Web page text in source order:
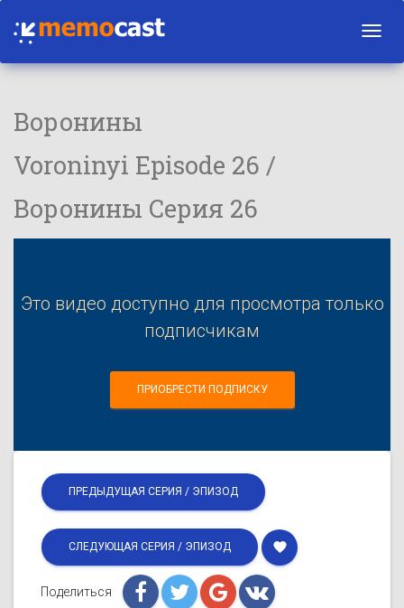
Воронины
Voroninyi Episode 26 /
Воронины Серия 26
Это видео доступно для просмотра только
подписчикам
ПРИОБРЕСТИ ПОДПИСКУ
ПРЕДЫДУЩАЯ СЕРИЯ / ЭПИЗОД
СЛЕДУЮЩАЯ СЕРИЯ / ЭПИЗОД favorite
Поделиться